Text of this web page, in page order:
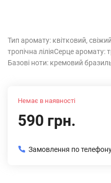
Тип аромату: квітковий,
тропічна лілія​ Серце
Базові ноти: кремовий
Немає в наявності
590 грн.
Замовлення по